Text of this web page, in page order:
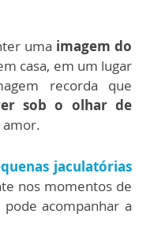
uma imagem do
casa, em um lugar
recorda que
sob o olhar de
amor.
jaculatórias
nos momentos de
acompanhar a